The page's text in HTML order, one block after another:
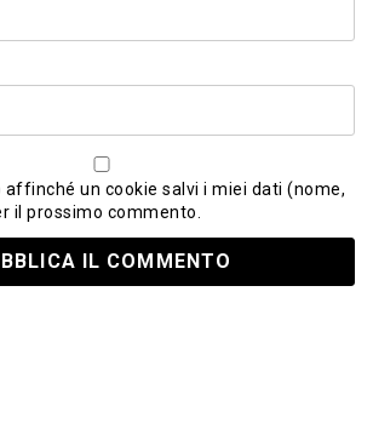
affinché un cookie salvi i miei dati (nome,
il prossimo commento.